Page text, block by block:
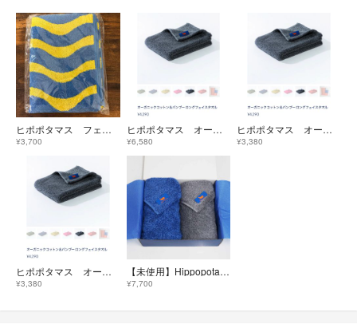
ヒポポタマス フェイスタオル スキューバ・ストライプ
¥3,700
ヒポポタマス オーガニックコットン＆バンブー ロングフェイスタオル ２枚セット
¥6,580
ヒポポタマス オーガニックコットン＆バンブー ロングフェイスタオル ①
¥3,380
ヒポポタマス オーガニックコットン＆バンブー ロングフェイスタオル ②
¥3,380
【未使用】Hippopotamus ヒポポタマス オーガニックコットン バンブーレーヨン フェイスタオル2枚セット 高級今治タオル X0598
¥7,700